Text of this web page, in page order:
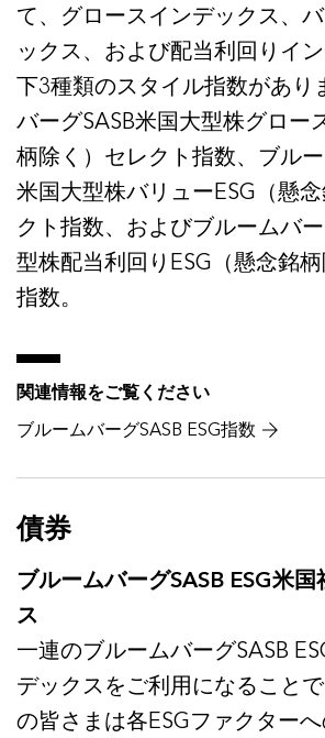
て、グロースインデックス、
ックス、および配当利回りイ
下3種類のスタイル指数があり
バーグSASB米国大型株グロー
柄除く）セレクト指数、ブル
米国大型株バリューESG（懸
クト指数、およびブルームバ
型株配当利回りESG（懸念銘
指数。
関連情報をご覧ください
ブルームバーグSASB ESG指数
債券
ブルームバーグSASB ESG米
ス
一連のブルームバーグSASB
デックスをご利用になること
の皆さまは各ESGファクター